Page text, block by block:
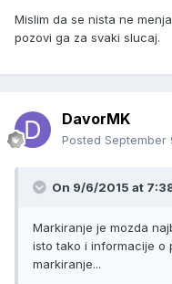
Mislim da se nista ne
pozovi ga za svaki slucaj.
DavorMK
Posted September
On 9/6/2015 at
Markiranje je mozda
isto tako i informacije o
markiranje...